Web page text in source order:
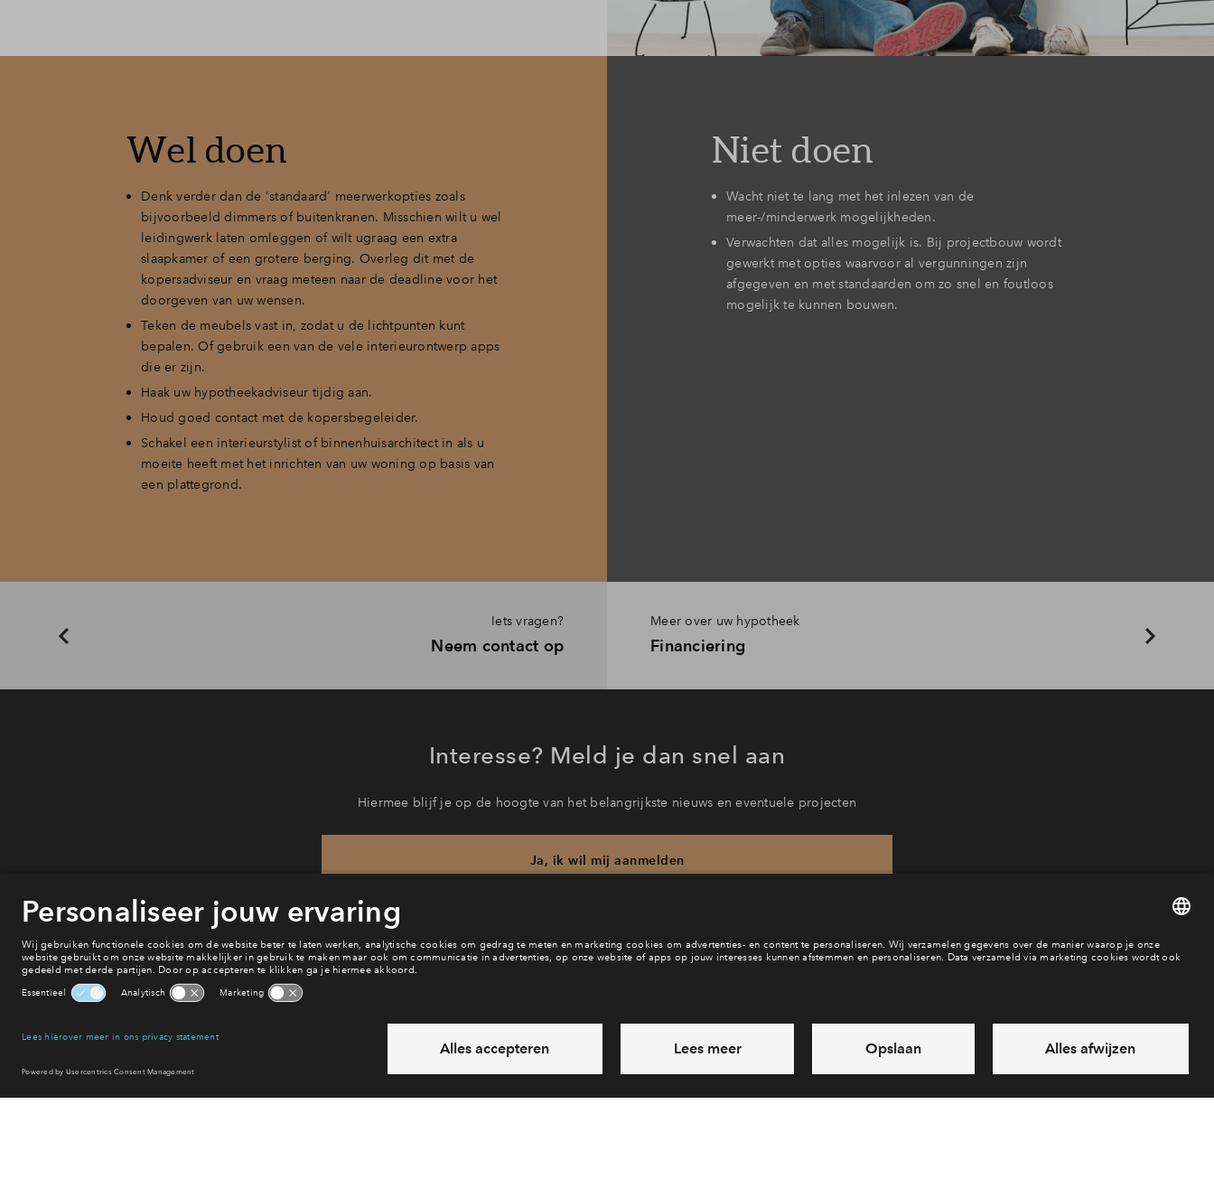
Wel doen
Denk verder dan de 'standaard' meerwerkopties zoals
bijvoorbeeld dimmers of buitenkranen. Misschien wilt u wel
leidingwerk laten omleggen of wilt ugraag een extra
slaapkamer of een grotere berging. Overleg dit met de
kopersadviseur en vraag meteen naar de deadline voor het
doorgeven van uw wensen.
Teken de meubels vast in, zodat u de lichtpunten kunt
bepalen. Of gebruik een van de vele interieurontwerp apps
die er zijn.
Haak uw hypotheekadviseur tijdig aan.
Houd goed contact met de kopersbegeleider.
Schakel een interieurstylist of binnenhuisarchitect in als u
moeite heeft met het inrichten van uw woning op basis van
een plattegrond.
Niet doen
Wacht niet te lang met het inlezen van de
meer-/minderwerk mogelijkheden.
Verwachten dat alles mogelijk is. Bij projectbouw wordt
gewerkt met opties waarvoor al vergunningen zijn
afgegeven en met standaarden om zo snel en foutloos
mogelijk te kunnen bouwen.
Iets vragen?
Neem contact op
Meer over uw hypotheek
Financiering
Interesse? Meld je dan snel aan
Hiermee blijf je op de hoogte van het belangrijkste nieuws en eventuele projecten
Ja, ik wil mij aanmelden
Heb je een vraag en wil je direct antwoord? Bel ons op
6 dagen per week beschikbaar (behalve tijdens feestdagen)